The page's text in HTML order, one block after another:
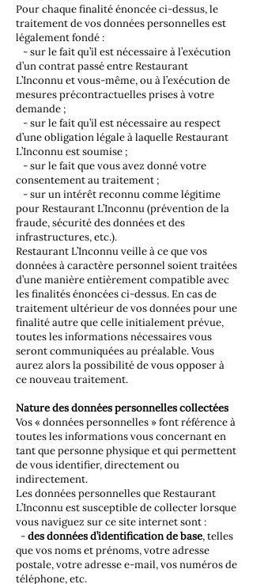
Pour chaque finalité énoncée ci-dessus, le
traitement de vos données personnelles est
légalement fondé :
- sur le fait qu’il est nécessaire à l’exécution
d’un contrat passé entre Restaurant
L’Inconnu et vous-même, ou à l’exécution de
mesures précontractuelles prises à votre
demande ;
- sur le fait qu’il est nécessaire au respect
d’une obligation légale à laquelle Restaurant
L’Inconnu est soumise ;
- sur le fait que vous avez donné votre
consentement au traitement ;
- sur un intérêt reconnu comme légitime
pour Restaurant L’Inconnu (prévention de la
fraude, sécurité des données et des
infrastructures, etc.).
Restaurant L’Inconnu veille à ce que vos
données à caractère personnel soient traitées
d’une manière entièrement compatible avec
les finalités énoncées ci-dessus. En cas de
traitement ultérieur de vos données pour une
finalité autre que celle initialement prévue,
toutes les informations nécessaires vous
seront communiquées au préalable. Vous
aurez alors la possibilité de vous opposer à
ce nouveau traitement.
Nature des données personnelles collectées
Vos « données personnelles » font référence à
toutes les informations vous concernant en
tant que personne physique et qui permettent
de vous identifier, directement ou
indirectement.
Les données personnelles que Restaurant
L’Inconnu est susceptible de collecter lorsque
vous naviguez sur ce site internet sont :
-des données d’identification de base, telles
que vos noms et prénoms, votre adresse
postale, votre adresse e-mail, vos numéros de
téléphone, etc.